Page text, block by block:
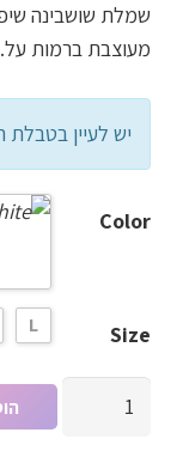
שמלת שושבינה
מעוצבת ברמות על.
יש לעיין
Color
Size
L